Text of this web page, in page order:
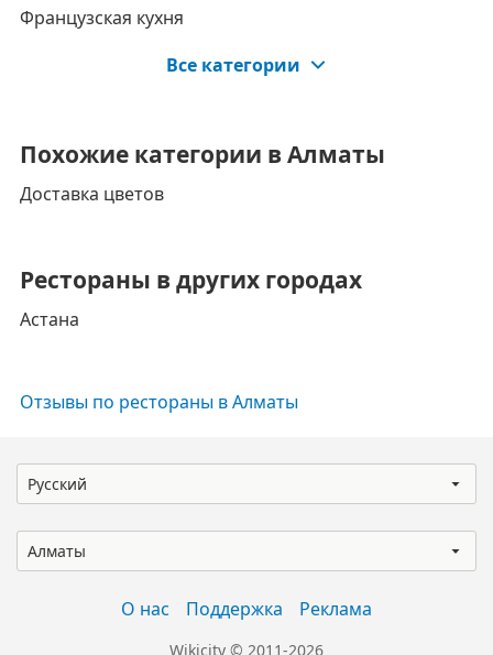
Французская кухня
Все категории
Похожие категории в Алматы
Доставка цветов
Рестораны в других городах
Астана
Отзывы по рестораны в Алматы
Русский
Алматы
О нас Поддержка Реклама
Wikicity © 2011-2026